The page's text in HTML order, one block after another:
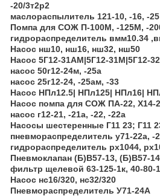
-20/3т2р2
маслораспылитель 121-10, -16, -25
Помпа для СОЖ П-100М, -125М, -
гидрораспределитель вмм10.34
Насос нш10, нш16, нш32, нш50
Насос 5Г12-31АМ|5Г12-31М|5Г12-
насос 50г12-24м, -25а
насос 25г12-24, -25ам, -33
Насос НПл12.5| НПл125| НПл16|
Насос помпа для СОЖ ПА-22, Х14-
насос г12-21, -21а, -22, -22а
Насосы шестеренные Г11 23; Г11
пневмораспределитель у71-22а, -
гидрораспределитель рх1044,
Пневмоклапан (Б)В57-13, (Б)В57-
фильтр щелевой 63-125-1к, 40-80-
Насос нс16/320, нс32/320
Пневмораспределитель У71-24А